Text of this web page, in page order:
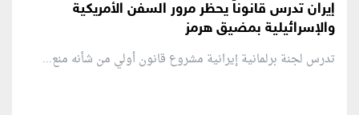
إيران تدرس قانوناً يحظر مرور السفن الأمريكية
والإسرائيلية بمضيق هرمز
تدرس لجنة برلمانية إيرانية مشروع قانون ⁠أولي من شأنه منع...